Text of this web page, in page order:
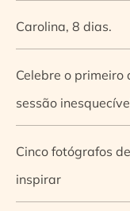
Carolina, 8 dias.
Celebre o primeiro
sessão
Cinco fotógrafos
inspirar